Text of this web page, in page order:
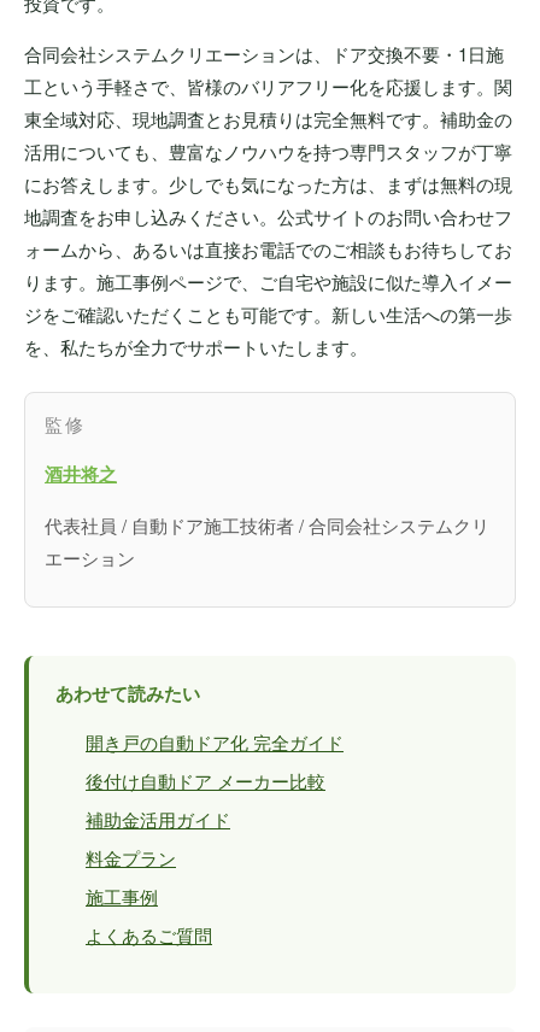
合同会社システムクリエーションは、ドア交換不要・1日施
工という手軽さで、皆様のバリアフリー化を応援します。関
東全域対応、現地調査とお見積りは完全無料です。補助金の
活用についても、豊富なノウハウを持つ専門スタッフが丁寧
にお答えします。少しでも気になった方は、まずは無料の現
地調査をお申し込みください。公式サイトのお問い合わせフ
ォームから、あるいは直接お電話でのご相談もお待ちしてお
ります。施工事例ページで、ご自宅や施設に似た導入イメー
ジをご確認いただくことも可能です。新しい生活への第一歩
を、私たちが全力でサポートいたします。
監修
酒井将之
代表社員 / 自動ドア施工技術者 / 合同会社システムクリ
エーション
あわせて読みたい
開き戸の自動ドア化 完全ガイド
後付け自動ドア メーカー比較
補助金活用ガイド
料金プラン
施工事例
よくあるご質問